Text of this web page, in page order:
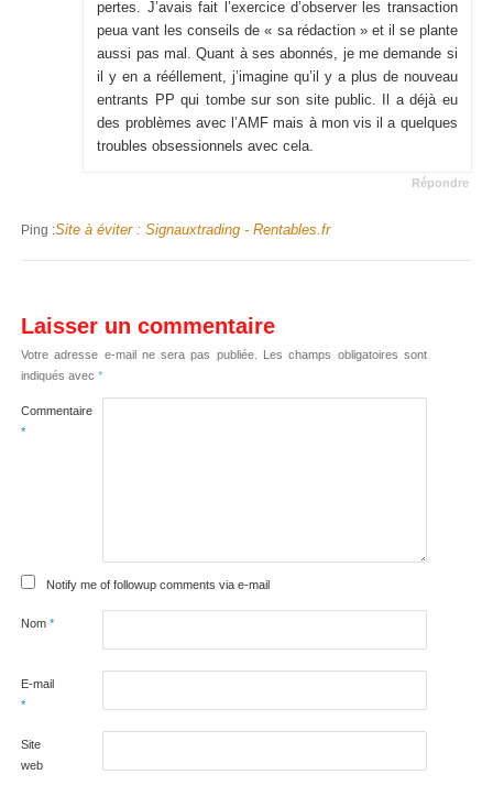
pertes. J’avais fait l’exercice d’observer les transaction
peua vant les conseils de « sa rédaction » et il se plante
aussi pas mal. Quant à ses abonnés, je me demande si
il y en a rééllement, j’imagine qu’il y a plus de nouveau
entrants PP qui tombe sur son site public. Il a déjà eu
des problèmes avec l’AMF mais à mon vis il a quelques
troubles obsessionnels avec cela.
Répondre
Ping :Site à éviter : Signauxtrading - Rentables.fr
Laisser un commentaire
Votre adresse e-mail ne sera pas publiée.
Les champs obligatoires sont
indiqués avec *
Commentaire
*
Notify me of followup comments via e-mail
Nom *
E-mail
*
Site
web